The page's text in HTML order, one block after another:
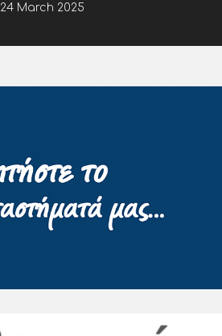
24 March 2025